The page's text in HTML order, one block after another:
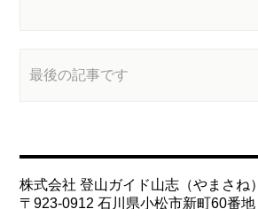
最後の記事です
株式会社 登山ガイド山志（やまさね）
〒923-0912 石川県小松市新町60番地